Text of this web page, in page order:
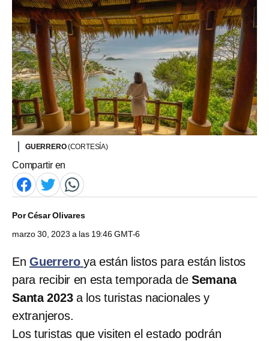
GUERRERO(CORTESÍA)
Compartir en
PorCésar Olivares
marzo 30, 2023 a las 19:46 GMT-6
En Guerrero ya están listos para están listos
para recibir en esta temporada de Semana
Santa 2023a los turistas nacionales y
extranjeros.
Los turistas que visiten el estado podrán